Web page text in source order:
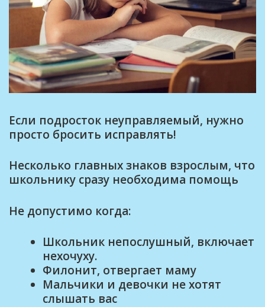
Если подросток неуправляемый, нужно
просто бросить исправлять!
Несколько главных знаков взрослым, что
школьнику сразу необходима помощь
Не допустимо когда:
Школьник непослушный, включает
нехочуху.
Филонит, отвергает маму
Мальчики и девочки не хотят
слышать вас